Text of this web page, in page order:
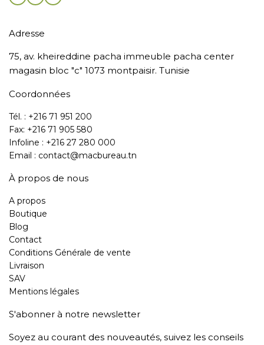
Adresse
75, av. kheireddine pacha immeuble pacha center
magasin bloc "c" 1073 montpaisir. Tunisie
Coordonnées
Tél. : +216 71 951 200
Fax: +216 71 905 580
Infoline : +216 27 280 000
Email : contact@macbureau.tn
À propos de nous
A propos
Boutique
Blog
Contact
Conditions Générale de vente
Livraison
SAV
Mentions légales
S'abonner à notre newsletter
Soyez au courant des nouveautés, suivez les conseils